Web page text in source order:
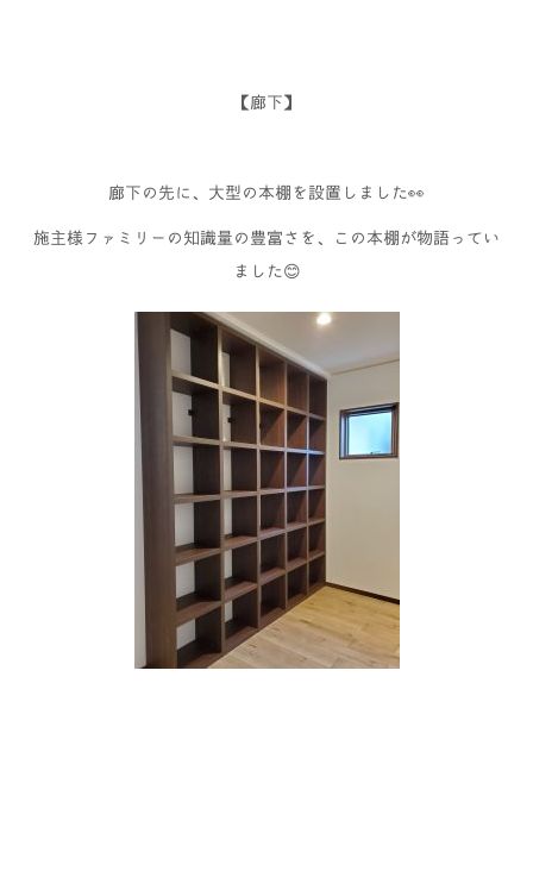
【廊下】
廊下の先に、大型の本棚を設置しました👀
施主様ファミリーの知識量の豊富さを、この本棚が物語ってい
ました😊